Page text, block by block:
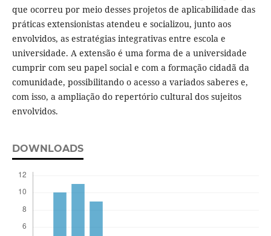
que ocorreu por meio desses projetos de aplicabilidade das
práticas extensionistas atendeu e socializou, junto aos
envolvidos, as estratégias integrativas entre escola e
universidade. A extensão é uma forma de a universidade
cumprir com seu papel social e com a formação cidadã da
comunidade, possibilitando o acesso a variados saberes e,
com isso, a ampliação do repertório cultural dos sujeitos
envolvidos.
DOWNLOADS